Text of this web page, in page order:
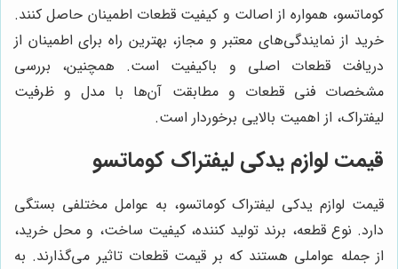
کوماتسو، همواره از اصالت و کیفیت قطعات اطمینان حاصل کنند.
خرید از نمایندگی‌های معتبر و مجاز، بهترین راه برای اطمینان از
دریافت قطعات اصلی و باکیفیت است. همچنین، بررسی
مشخصات فنی قطعات و مطابقت آن‌ها با مدل و ظرفیت
لیفتراک، از اهمیت بالایی برخوردار است.
قیمت لوازم یدکی لیفتراک کوماتسو
قیمت لوازم یدکی لیفتراک کوماتسو، به عوامل مختلفی بستگی
دارد. نوع قطعه، برند تولید کننده، کیفیت ساخت، و محل خرید،
از جمله عواملی هستند که بر قیمت قطعات تاثیر می‌گذارند. به